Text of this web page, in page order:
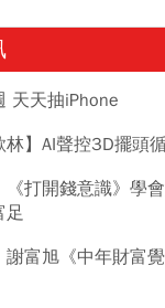
天天抽iPhone
林】AI聲控3D擺頭
《打開錢意識》學
足
謝富旭《中年財富